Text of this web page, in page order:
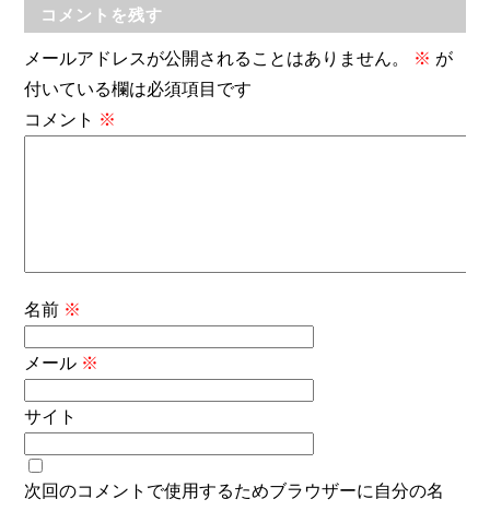
コメントを残す
メールアドレスが公開されることはありません。 ※ が
付いている欄は必須項目です
コメント ※
名前 ※
メール ※
サイト
次回のコメントで使用するためブラウザーに自分の名